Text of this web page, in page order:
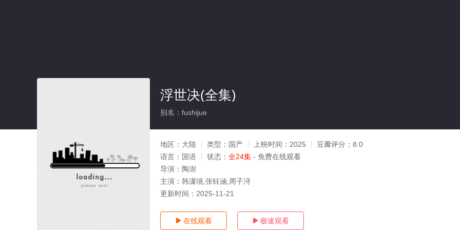
浮世决(全集)
别名：fushijue
地区： 大陆 类型： 国产 上映时间： 2025 豆瓣评分： 8.0
语言： 国语 状态： 全24集 - 免费在线观看
导演： 陶澍
主演： 韩潇珧,张钰涵,周子浔
更新时间： 2025-11-21
 在线观看  极速观看